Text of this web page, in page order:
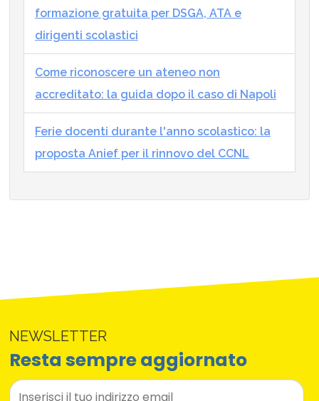
formazione gratuita per DSGA, ATA e
dirigenti scolastici
Come riconoscere un ateneo non
accreditato: la guida dopo il caso di Napoli
Ferie docenti durante l'anno scolastico: la
proposta Anief per il rinnovo del CCNL
NEWSLETTER
Resta sempre aggiornato